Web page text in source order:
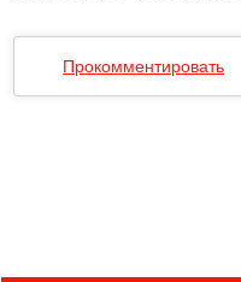
Прокомментировать